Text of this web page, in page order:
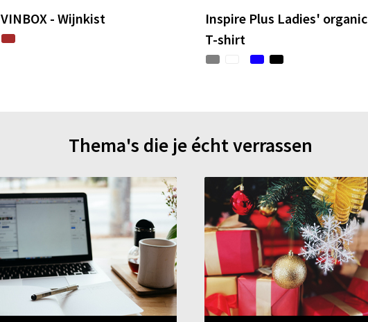
VINBOX - Wijnkist
Inspire Plus Ladies' organic
T-shirt
Thema's die je écht verrassen